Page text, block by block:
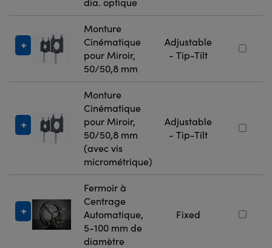
Monture
Cinématique
pour Miroir,
50/50,8 mm
Adjustable
- Tip-Tilt
Monture
Cinématique
pour Miroir,
50/50,8 mm
(avec vis
micrométrique)
Adjustable
- Tip-Tilt
Fermoir à
Centrage
Automatique,
5-100 mm de
diamètre
Fixed